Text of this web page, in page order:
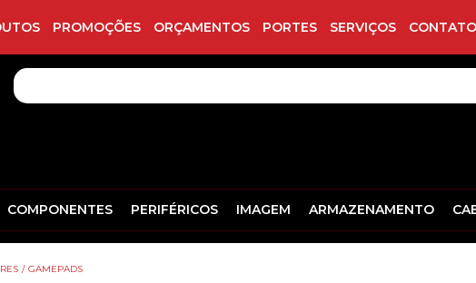
PROMOÇÕES ORÇAMENTOS PORTES SERVIÇOS
COMPONENTES PERIFÉRICOS IMAGEM ARMAZENAMENTO
/ GAMEPADS